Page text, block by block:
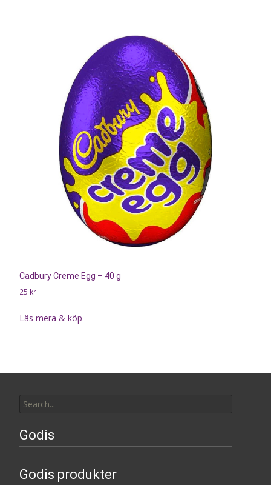
Cadbury Creme Egg – 40 g
25 kr
Läs mera & köp
for:
Godis
Godis produkter